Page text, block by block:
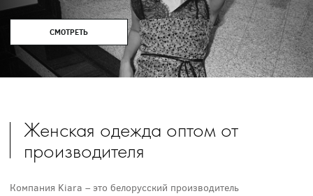
СМОТРЕТЬ
Женская одежда оптом от
производителя
Компания Kiara – это белорусский производитель